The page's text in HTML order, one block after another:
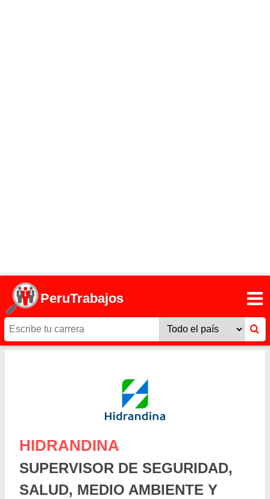
PeruTrabajos
HIDRANDINA
SUPERVISOR DE SEGURIDAD,
SALUD, MEDIO AMBIENTE Y